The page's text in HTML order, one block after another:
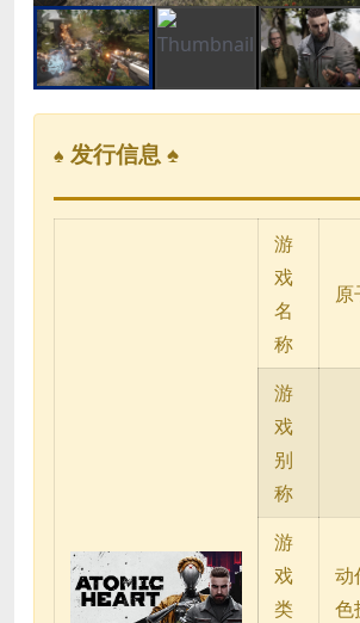
♠ 发行信息 ♠
游
戏
名
称
原
游
戏
别
称
游
戏
类
动
色